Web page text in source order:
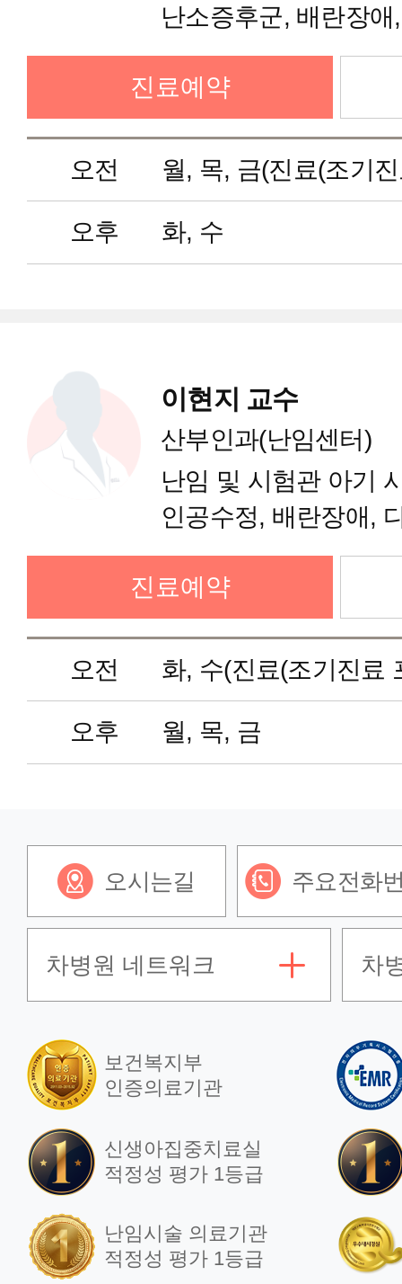
난소증후군, 배란장
(Social bank), 습관성
수술
진료예약
오전 월, 목, 금(진료(조기
오후 화, 수
이현지 교수
산부인과(난임센터)
난임 및 시험관 아기
인공수정, 배란장애,
자궁경수술
진료예약
오전 화, 수(진료(조기진료
오후 월, 목, 금
오시는길 주요전화
차병원 네트워크 차
보건복지부
인증의료기관
신생아집중치료실
적정성 평가 1등급
난임시술 의료기관
적정성 평가 1등급